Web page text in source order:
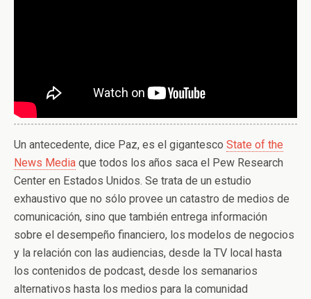
Un antecedente, dice Paz, es el gigantesco State of the
News Media que todos los años saca el Pew Research
Center en Estados Unidos. Se trata de un estudio
exhaustivo que no sólo provee un catastro de medios de
comunicación, sino que también entrega información
sobre el desempeño financiero, los modelos de negocios
y la relación con las audiencias, desde la TV local hasta
los contenidos de podcast, desde los semanarios
alternativos hasta los medios para la comunidad